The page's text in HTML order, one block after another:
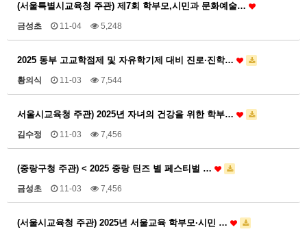
(서울특별시교육청 주관) 제7회 학부모,시민과 문화예술…
금성초 11-04 5,248
2025 동부 고교학점제 및 자유학기제 대비 진로·진학…
황의식 11-03 7,544
서울시교육청 주관) 2025년 자녀의 건강을 위한 학부…
김수정 11-03 7,456
(중랑구청 주관) < 2025 중랑 틴즈 별 페스티벌 …
금성초 11-03 7,456
(서울시교육청 주관) 2025년 서울교육 학부모·시민 …